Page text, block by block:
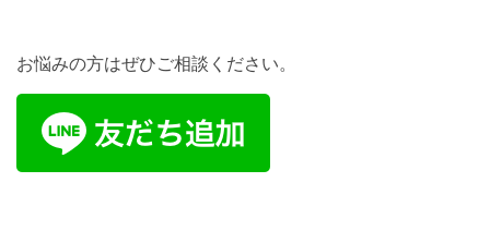
お悩みの方はぜひご相談ください。